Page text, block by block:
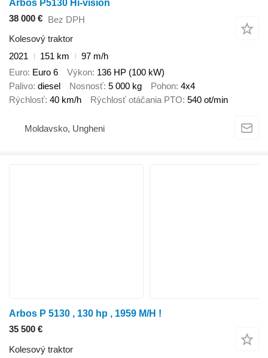
Arbos P5130 Hi-vision
38 000 € Bez DPH
Kolesový traktor
2021
151 km
97 m/h
Euro Euro 6 Výkon 136 HP (100 kW)
Palivo diesel Nosnosť 5 000 kg Pohon 4x4
Rýchlosť 40 km/h Rýchlosť otáčania PTO 540 ot/min
Moldavsko, Ungheni
Arbos P 5130 , 130 hp , 1959 M/H !
35 500 €
Kolesový traktor